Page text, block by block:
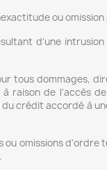
ou
d'une
tous dommages,
à raison de l'accès
crédit accordé à
ou omissions
.